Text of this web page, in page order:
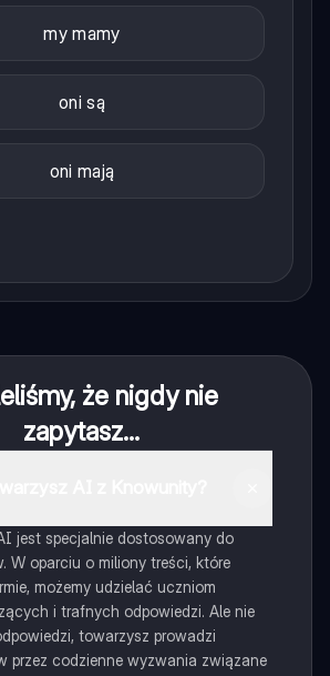
my mamy
oni są
oni mają
że nigdy nie
zapytasz...
jest specjalnie dostosowany do
W oparciu o miliony treści, które
możemy udzielać uczniom
i trafnych odpowiedzi. Ale nie
towarzysz prowadzi
przez codzienne wyzwania związane